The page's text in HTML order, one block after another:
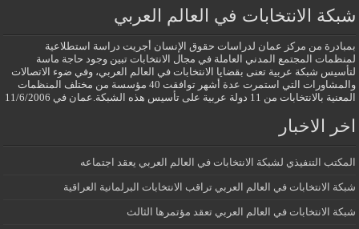
شبكة الانتخابات في العالم العربي
بمبادرة من مركز عمان لدراسات حقوق الإنسان أجريت دراسة استطلاعية
لمنظمات المجتمع المدني العاملة في مجال الانتخابات تبين وجود حاجة ماسة
لتأسيس شبكة عربية تعنى بقضايا الانتخابات في العالم العربي، وفي ضوء الاتصالات
والمشاورات التي استمرت عدة أشهر توافقت 40 مؤسسة من مختلف المنظمات
المعنية بالانتخابات من 11 دولة عربية على تأسيس هذه الشبكة.عمان في 11/6/2006
اخر الاخبار
المكتب التنفيذي لشبكة الانتخابات في العالم العربي يعقد اجتماعه
شبكة الانتخابات في العالم العربي تراقب الانتخابات البرلمانية العراقية
شبكة الانتخابات في العالم العربي تعقد مؤتمرها الثالث